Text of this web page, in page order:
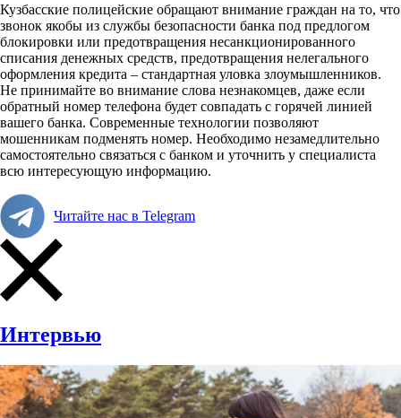
Кузбасские полицейские обращают внимание граждан на то, что
звонок якобы из службы безопасности банка под предлогом
блокировки или предотвращения несанкционированного
списания денежных средств, предотвращения нелегального
оформления кредита – стандартная уловка злоумышленников.
Не принимайте во внимание слова незнакомцев, даже если
обратный номер телефона будет совпадать с горячей линией
вашего банка. Современные технологии позволяют
мошенникам подменять номер. Необходимо незамедлительно
самостоятельно связаться с банком и уточнить у специалиста
всю интересующую информацию.
Читайте нас в Telegram
Интервью